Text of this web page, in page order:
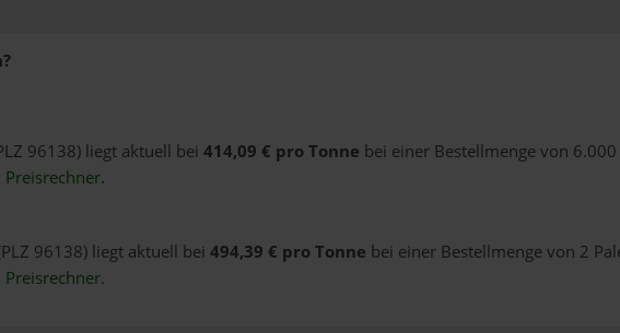
96138) liegt aktuell bei 414,09 € pro Tonne bei einer Bestellmenge von
Preisrechner.
96138) liegt aktuell bei 494,39 € pro Tonne bei einer Bestellmenge von 2
Preisrechner.